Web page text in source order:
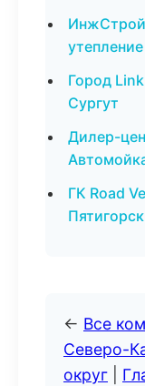
Город
Сургут
Дилер-
ГК Road
Пятигорск
← Все
Северо-
округ